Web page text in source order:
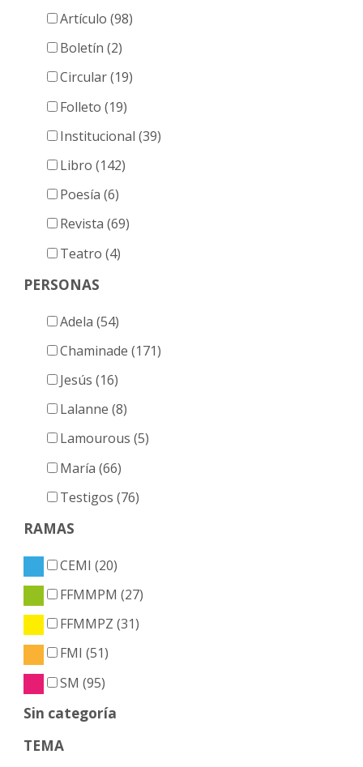
Artículo (98)
Boletín (2)
Circular (19)
Folleto (19)
Institucional (39)
Libro (142)
Poesía (6)
Revista (69)
Teatro (4)
PERSONAS
Adela (54)
Chaminade (171)
Jesús (16)
Lalanne (8)
Lamourous (5)
María (66)
Testigos (76)
RAMAS
CEMI (20)
FFMMPM (27)
FFMMPZ (31)
FMI (51)
SM (95)
Sin categoría
TEMA